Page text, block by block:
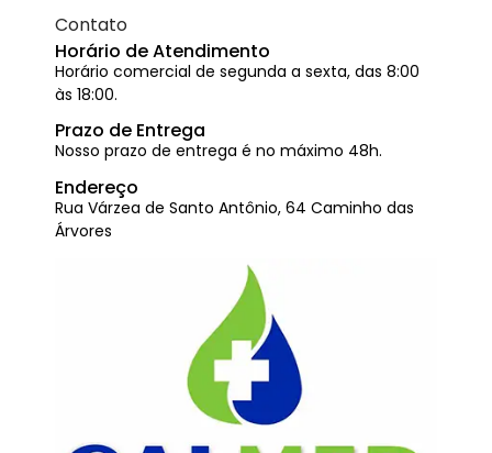
Contato
Horário de Atendimento
Horário comercial de segunda a sexta, das 8:00
às 18:00.
Prazo de Entrega
Nosso prazo de entrega é no máximo 48h.
Endereço
Rua Várzea de Santo Antônio, 64 Caminho das
Árvores